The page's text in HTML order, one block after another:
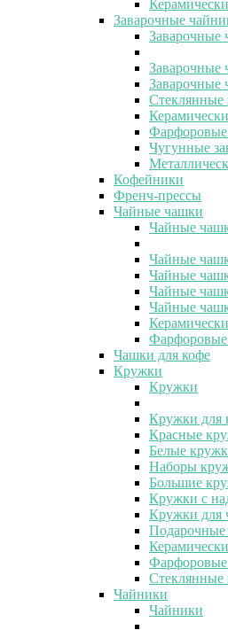
Заварочные
Заварочные
Заварочные
Заварочные
Стеклянные
Фарфоровые
Чугунные
Кофейники
Френч-прессы
Чайные чашки
Чайные
Чайные
Чайные
Чайные
Чайные
Чашки для кофе
Кружки
Кружки
Кружки для
Красные
Белые
Наборы
Большие
Кружки с
Кружки для
Стеклянные
Чайники
Чайники